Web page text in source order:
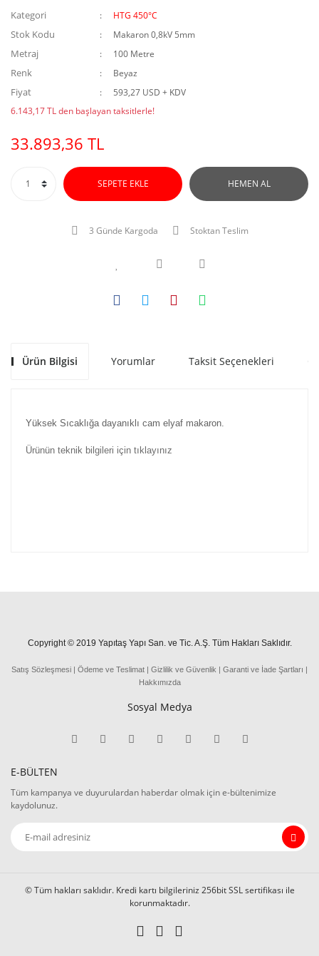
Kategori HTG 450°C
Stok Kodu Makaron 0,8kV 5mm
Metraj 100 Metre
Renk Beyaz
Fiyat
593,27 USD + KDV
6.143,17 TL den başlayan taksitlerle!
33.893,36 TL
SEPETE EKLE HEMEN AL
3 Günde Kargoda Stoktan Teslim
Ürün Bilgisi Yorumlar Taksit Seçenekleri
Yüksek Sıcaklığa dayanıklı cam elyaf makaron.
Ürünün teknik bilgileri için tıklayınız
Copyright © 2019 Yapıtaş Yapı San. ve Tic. A.Ş. Tüm Hakları Saklıdır.
Satış Sözleşmesi | Ödeme ve Teslimat | Gizlilik ve Güvenlik | Garanti ve İade Şartları |
Hakkımızda
Sosyal Medya
E-BÜLTEN
Tüm kampanya ve duyurulardan haberdar olmak için e-bültenimize
kaydolunuz.
© Tüm hakları saklıdır. Kredi kartı bilgileriniz 256bit SSL sertifikası ile
korunmaktadır.